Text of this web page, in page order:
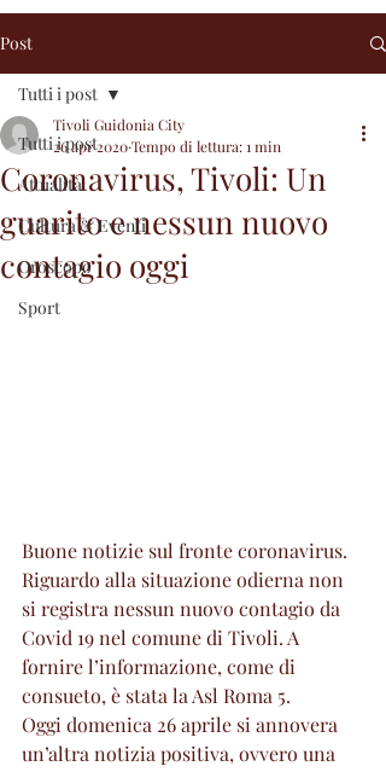
Post
Tutti i post
Attualità
Cultura & Eventi
Oroscopo
Sport
Tutti i post
Coronavirus, Tivoli: Un
guarito e nessun nuovo
contagio oggi
Tivoli Guidonia City
26 apr 2020Tempo di lettura: 1 min
Buone notizie sul fronte coronavirus.
Riguardo alla situazione odierna non
si registra nessun nuovo contagio da
Covid 19 nel comune di Tivoli. A
fornire l’informazione, come di
consueto, è stata la Asl Roma 5.
Oggi domenica 26 aprile si annovera
un’altra notizia positiva, ovvero una